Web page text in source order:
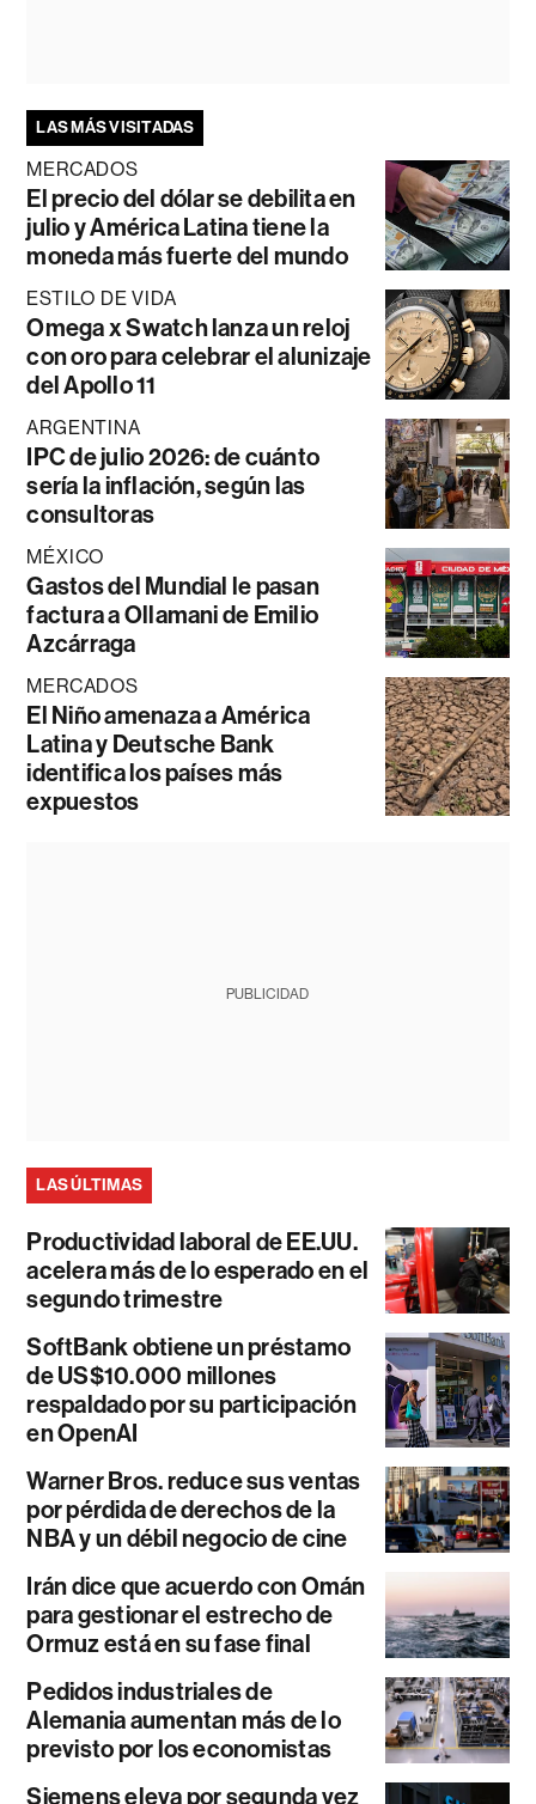
LAS MÁS VISITADAS
MERCADOS
El precio del dólar se debilita en
julio y América Latina tiene la
moneda más fuerte del mundo
ESTILO DE VIDA
Omega x Swatch lanza un reloj
con oro para celebrar el alunizaje
del Apollo 11
ARGENTINA
IPC de julio 2026: de cuánto
sería la inflación, según las
consultoras
MÉXICO
Gastos del Mundial le pasan
factura a Ollamani de Emilio
Azcárraga
MERCADOS
El Niño amenaza a América
Latina y Deutsche Bank
identifica los países más
expuestos
PUBLICIDAD
LAS ÚLTIMAS
Productividad laboral de EE.UU.
acelera más de lo esperado en el
segundo trimestre
SoftBank obtiene un préstamo
de US$10.000 millones
respaldado por su participación
en OpenAI
Warner Bros. reduce sus ventas
por pérdida de derechos de la
NBA y un débil negocio de cine
Irán dice que acuerdo con Omán
para gestionar el estrecho de
Ormuz está en su fase final
Pedidos industriales de
Alemania aumentan más de lo
previsto por los economistas
Siemens eleva por segunda vez